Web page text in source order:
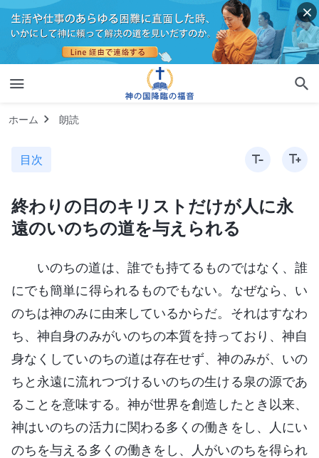
ホーム 朗読
目次
終わりの日のキリストだけが人に永
遠のいのちの道を与えられる
いのちの道は、誰でも持てるものではなく、誰
にでも簡単に得られるものでもない。なぜなら、い
のちは神のみに由来しているからだ。それはすなわ
ち、神自身のみがいのちの本質を持っており、神自
身なくしていのちの道は存在せず、神のみが、いの
ちと永遠に流れつづけるいのちの生ける泉の源であ
ることを意味する。神が世界を創造したとき以来、
神はいのちの活力に関わる多くの働きをし、人にい
のちを与える多くの働きをし、人がいのちを得られ